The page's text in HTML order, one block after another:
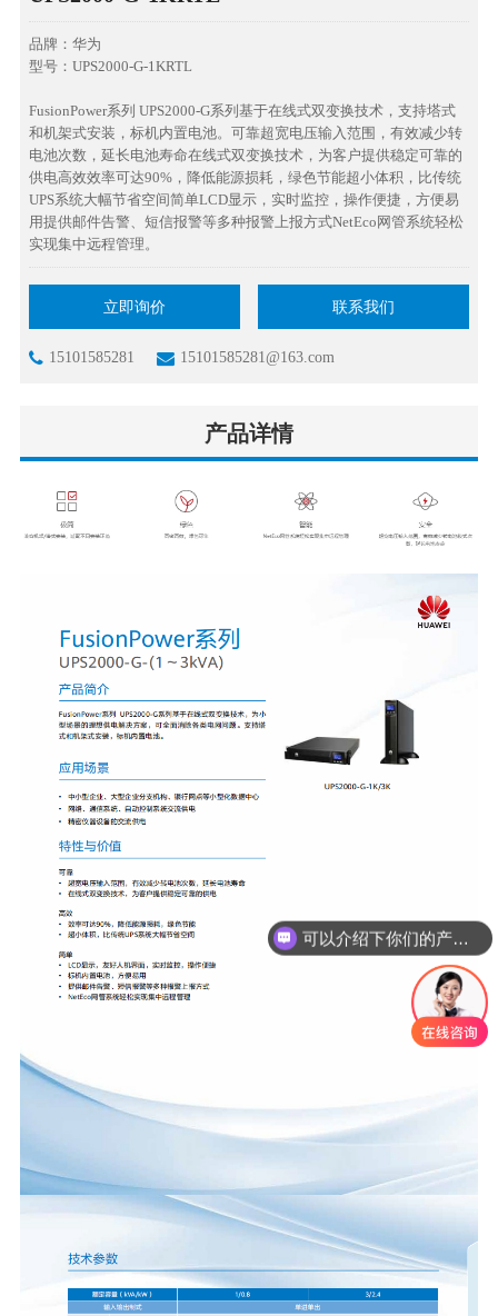
品牌：华为
型号：UPS2000-G-1KRTL
FusionPower系列 UPS2000-G系列基于在线式双变换技术，支持塔式
和机架式安装，标机内置电池。可靠超宽电压输入范围，有效减少转
电池次数，延长电池寿命在线式双变换技术，为客户提供稳定可靠的
供电高效效率可达90%，降低能源损耗，绿色节能超小体积，比传统
UPS系统大幅节省空间简单LCD显示，实时监控，操作便捷，方便易
用提供邮件告警、短信报警等多种报警上报方式NetEco网管系统轻松
实现集中远程管理。
立即询价 联系我们
15101585281 15101585281@163.com
产品详情
可以介绍下你们的产品么？